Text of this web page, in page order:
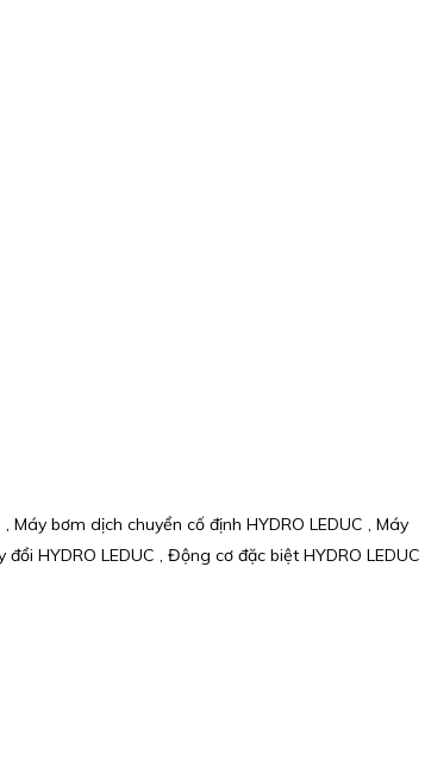
Máy bơm dịch chuyển cố định HYDRO LEDUC , Máy
HYDRO LEDUC , Động cơ đặc biệt HYDRO LEDUC